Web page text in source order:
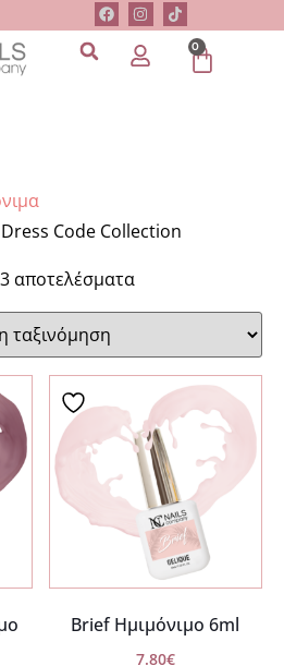
0
Code Collection
αποτελέσματα
Brief Ημιμόνιμο 6ml
7.80€